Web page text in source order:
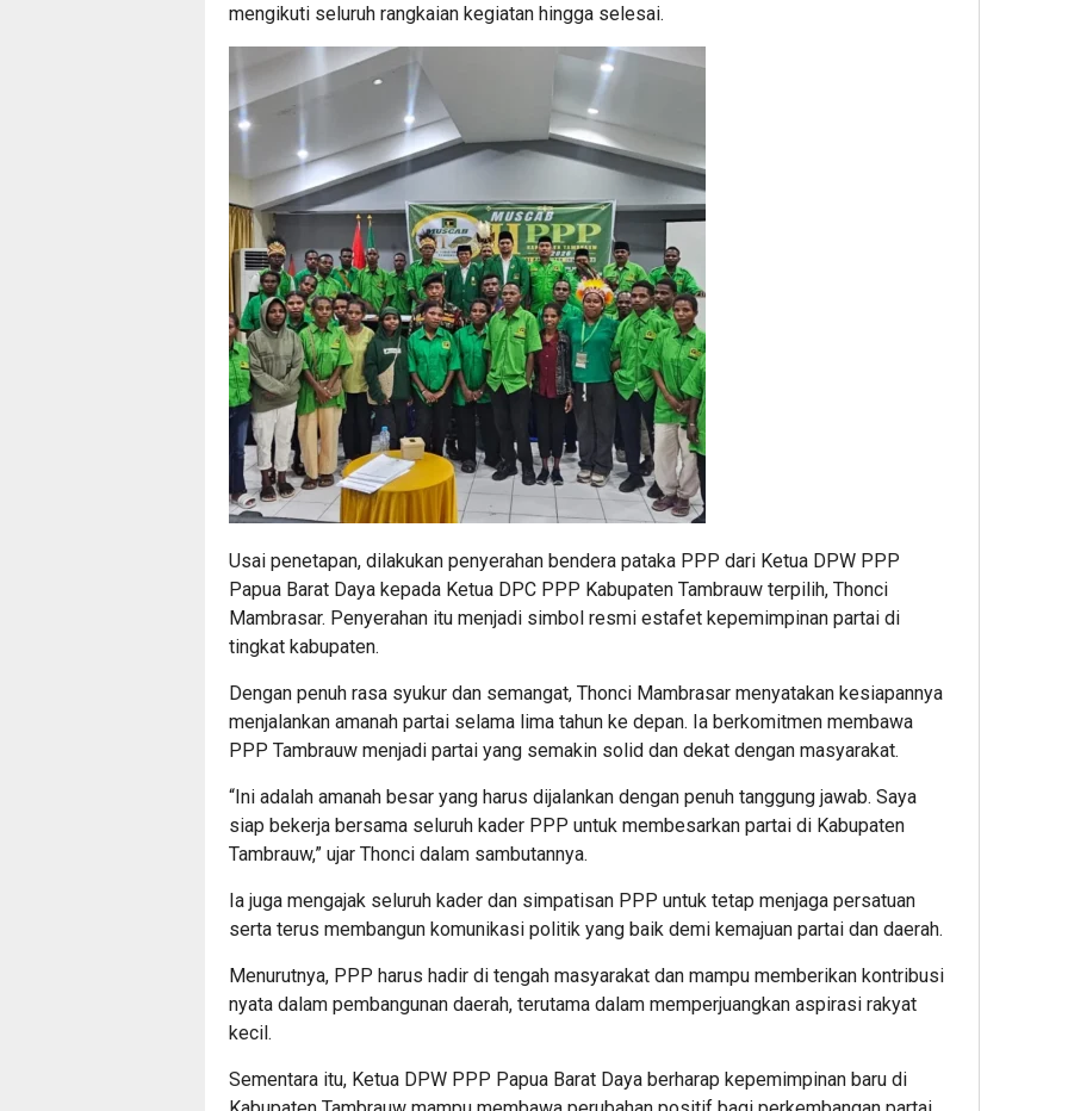
mengikuti seluruh rangkaian kegiatan hingga selesai.
Usai penetapan, dilakukan penyerahan bendera pataka PPP dari Ketua DPW PPP
Papua Barat Daya kepada Ketua DPC PPP Kabupaten Tambrauw terpilih, Thonci
Mambrasar. Penyerahan itu menjadi simbol resmi estafet kepemimpinan partai di
tingkat kabupaten.
Dengan penuh rasa syukur dan semangat, Thonci Mambrasar menyatakan kesiapannya
menjalankan amanah partai selama lima tahun ke depan. Ia berkomitmen membawa
PPP Tambrauw menjadi partai yang semakin solid dan dekat dengan masyarakat.
“Ini adalah amanah besar yang harus dijalankan dengan penuh tanggung jawab. Saya
siap bekerja bersama seluruh kader PPP untuk membesarkan partai di Kabupaten
Tambrauw,” ujar Thonci dalam sambutannya.
Ia juga mengajak seluruh kader dan simpatisan PPP untuk tetap menjaga persatuan
serta terus membangun komunikasi politik yang baik demi kemajuan partai dan daerah.
Menurutnya, PPP harus hadir di tengah masyarakat dan mampu memberikan kontribusi
nyata dalam pembangunan daerah, terutama dalam memperjuangkan aspirasi rakyat
kecil.
Sementara itu, Ketua DPW PPP Papua Barat Daya berharap kepemimpinan baru di